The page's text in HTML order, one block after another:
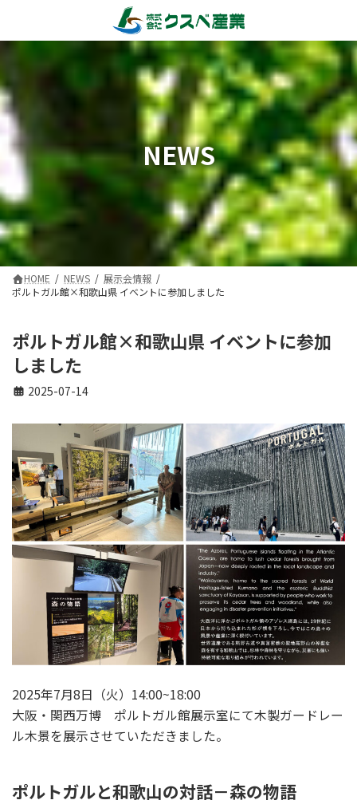
テ
ツ
へ
ス
キ
ッ
ゲ
シ
ョ
ン
に
移
NEWS
HOME NEWS
展示会情報
ポルトガル館×和歌山県 イベントに参加しました
ポルトガル館×和歌山県 イベントに参加
しました
2025-07-14
2025年7月8日（火）14:00~18:00
大阪・関西万博 ポルトガル館展示室にて木製ガードレー
ル木景を展示させていただきました。
ポルトガルと和歌山の対話－森の物語